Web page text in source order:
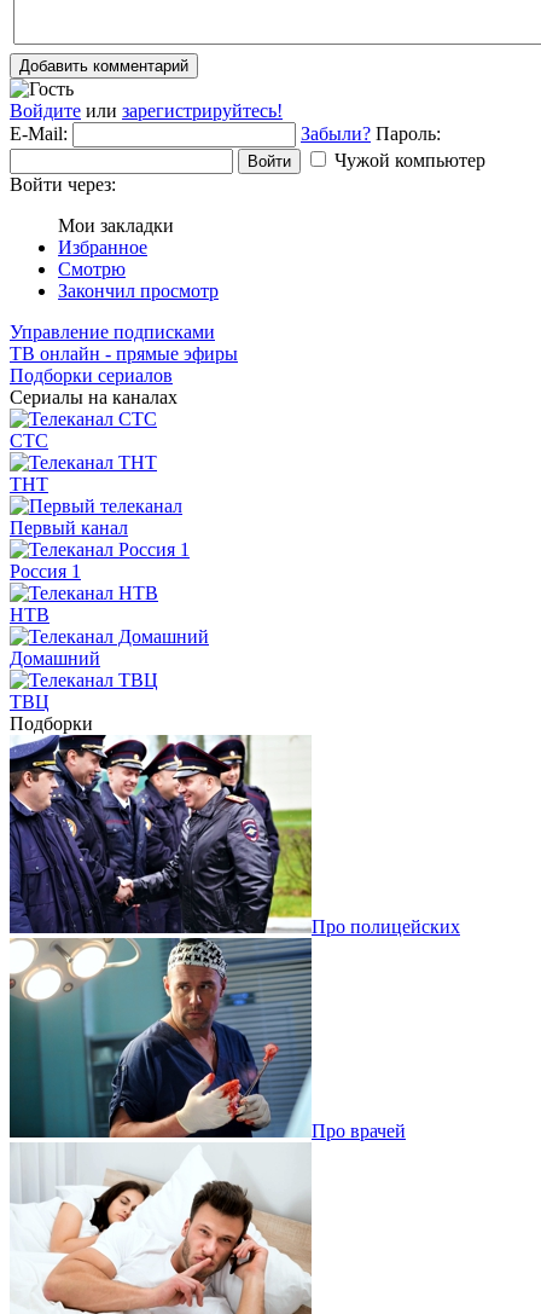
Добавить комментарий
Войдите или зарегистрируйтесь!
E-Mail:
Забыли? Пароль:
Войти
Чужой компьютер
Войти через:
Мои закладки
Избранное
Смотрю
Закончил просмотр
Управление подписками
ТВ онлайн - прямые эфиры
Подборки сериалов
Сериалы на каналах
СТС
ТНТ
Первый канал
Россия 1
НТВ
Домашний
ТВЦ
Подборки
Про полицейских
Про врачей